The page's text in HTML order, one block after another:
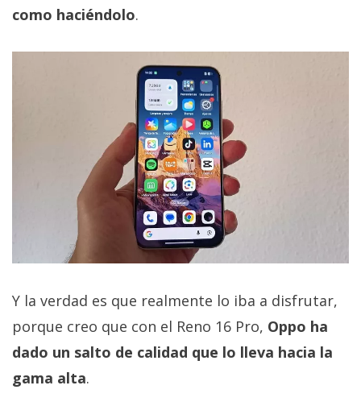
como haciéndolo.
Y la verdad es que realmente lo iba a disfrutar,
porque creo que con el Reno 16 Pro, Oppo ha
dado un salto de calidad que lo lleva hacia la
gama alta.